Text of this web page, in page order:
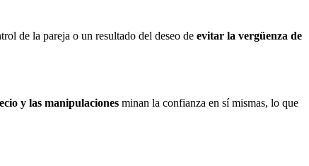
de la pareja o un resultado del deseo de evitar la vergüenza de
y las manipulaciones minan la confianza en sí mismas, lo que